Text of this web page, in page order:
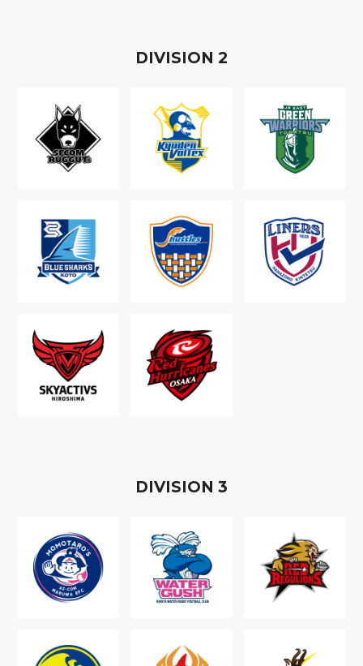
DIVISION 2
DIVISION 3